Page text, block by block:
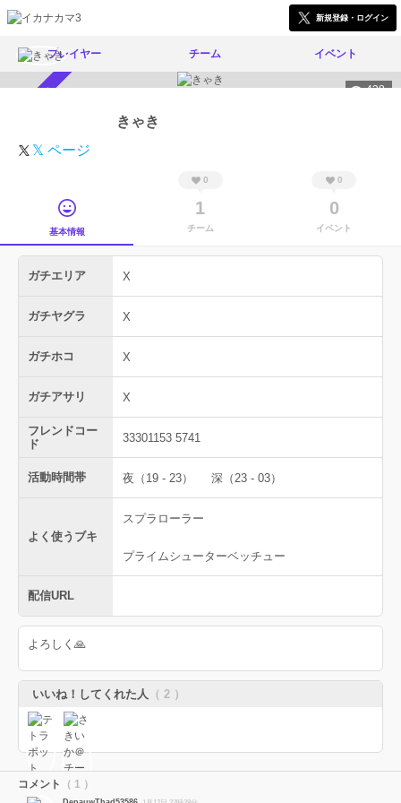
新規登録・ログイン
プレイヤー チーム イベント
438
きゃき
𝕏 ページ
基本情報
0
1
チーム
0
0
イベント
ガチエリア X
ガチヤグラ X
ガチホコ X
ガチアサリ X
フレンドコー
ド
33301153 5741
活動時間帯 夜（19 - 23） 深（23 - 03）
よく使うブキ
スプラローラー
プライムシューターベッチュー
配信URL
よろしく🙏
いいね！してくれた人 （ 2 ）
コメント （ 1 ）